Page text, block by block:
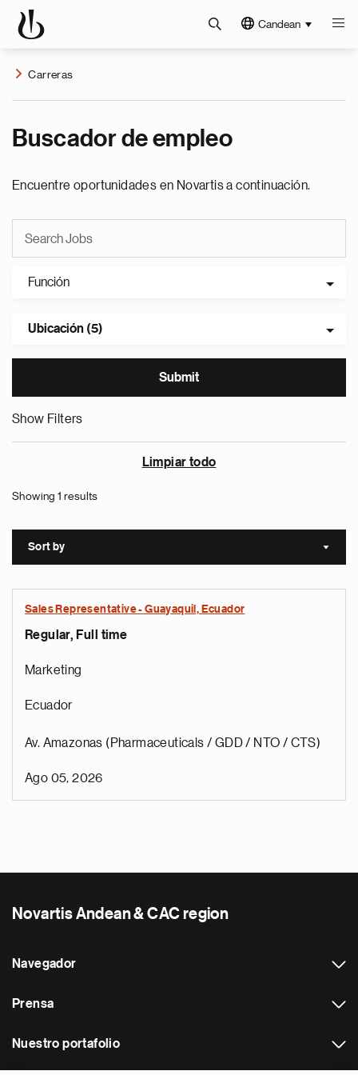
Candean
Carreras
Buscador de empleo
Encuentre oportunidades en Novartis a continuación.
Función
Ubicación (5)
Show Filters
Limpiar todo
Showing 1 results
Sort by Sort
Sales Representative - Guayaquil, Ecuador
Regular, Full time
Marketing
Ecuador
Av. Amazonas (Pharmaceuticals / GDD / NTO / CTS)
Ago 05, 2026
Novartis Andean & CAC region
Navegador
Prensa
Nuestro portafolio